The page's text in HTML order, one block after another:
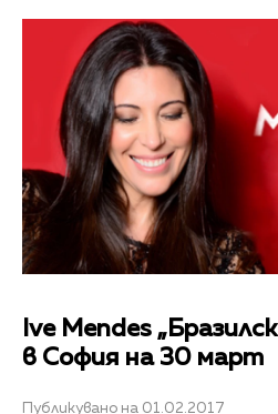
Ive Mendes
в София на 30 март
Публикувано на 01.02.2017